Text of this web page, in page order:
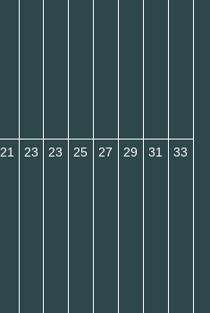
21 23 23 25 27 29 31 33